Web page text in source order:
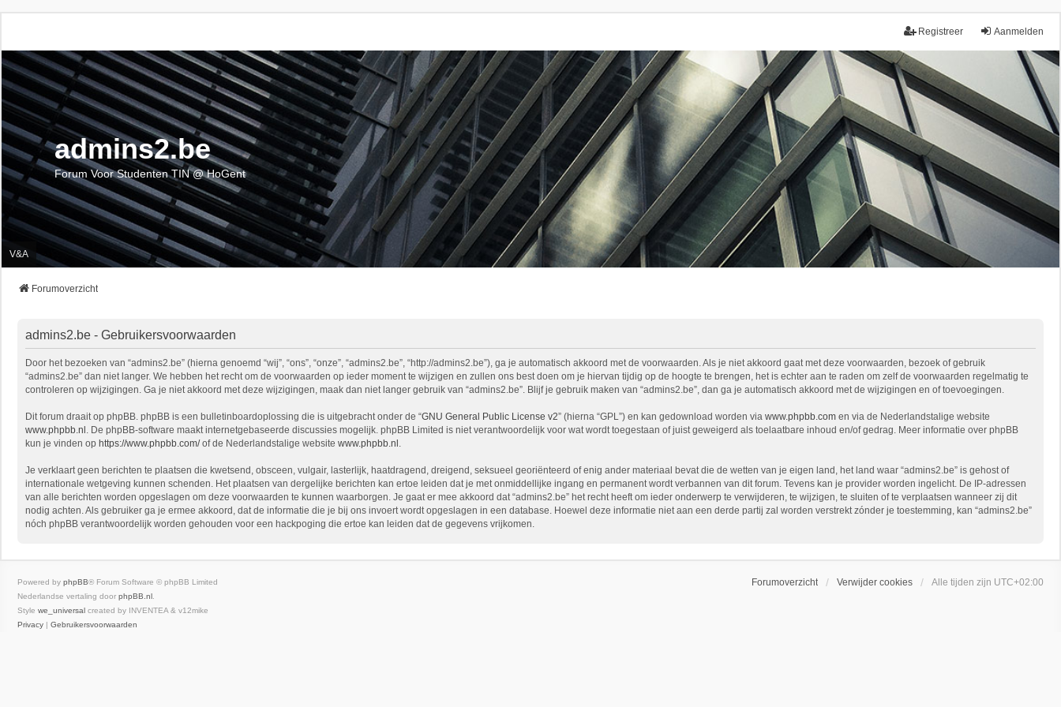
Aanmelden
Registreer
admins2.be
Forum Voor Studenten TIN @ HoGent
V&A
Forumoverzicht
admins2.be - Gebruikersvoorwaarden
Door het bezoeken van “admins2.be” (hierna genoemd “wij”, “ons”, “onze”, “admins2.be”, “http://admins2.be”), ga je automatisch akkoord met de voorwaarden. Als je niet akkoord gaat met deze voorwaarden, bezoek of gebruik
“admins2.be” dan niet langer. We hebben het recht om de voorwaarden op ieder moment te wijzigen en zullen ons best doen om je hiervan tijdig op de hoogte te brengen, het is echter aan te raden om zelf de voorwaarden regelmatig te
controleren op wijzigingen. Ga je niet akkoord met deze wijzigingen, maak dan niet langer gebruik van “admins2.be”. Blijf je gebruik maken van “admins2.be”, dan ga je automatisch akkoord met de wijzigingen en of toevoegingen.
Dit forum draait op phpBB. phpBB is een bulletinboardoplossing die is uitgebracht onder de “GNU General Public License v2” (hierna “GPL”) en kan gedownload worden via www.phpbb.com en via de Nederlandstalige website
www.phpbb.nl. De phpBB-software maakt internetgebaseerde discussies mogelijk. phpBB Limited is niet verantwoordelijk voor wat wordt toegestaan of juist geweigerd als toelaatbare inhoud en/of gedrag. Meer informatie over phpBB
kun je vinden op https://www.phpbb.com/of de Nederlandstalige website www.phpbb.nl.
Je verklaart geen berichten te plaatsen die kwetsend, obsceen, vulgair, lasterlijk, haatdragend, dreigend, seksueel georiënteerd of enig ander materiaal bevat die de wetten van je eigen land, het land waar “admins2.be” is gehost of
internationale wetgeving kunnen schenden. Het plaatsen van dergelijke berichten kan ertoe leiden dat je met onmiddellijke ingang en permanent wordt verbannen van dit forum. Tevens kan je provider worden ingelicht. De IP-adressen
van alle berichten worden opgeslagen om deze voorwaarden te kunnen waarborgen. Je gaat er mee akkoord dat “admins2.be” het recht heeft om ieder onderwerp te verwijderen, te wijzigen, te sluiten of te verplaatsen wanneer zij dit
nodig achten. Als gebruiker ga je ermee akkoord, dat de informatie die je bij ons invoert wordt opgeslagen in een database. Hoewel deze informatie niet aan een derde partij zal worden verstrekt zónder je toestemming, kan “admins2.be”
nóch phpBB verantwoordelijk worden gehouden voor een hackpoging die ertoe kan leiden dat de gegevens vrijkomen.
Forumoverzicht Verwijder cookies Alle tijden zijn UTC+02:00
Powered by phpBB® Forum Software © phpBB Limited
Nederlandse vertaling door phpBB.nl
Style we_universal created by INVENTEA & v12mike
Privacy | Gebruikersvoorwaarden